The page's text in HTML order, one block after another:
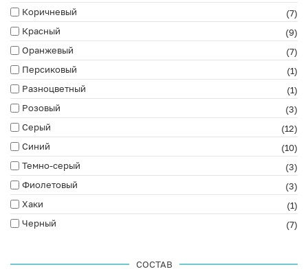
Коричневый
(7)
Красный
(9)
Оранжевый
(7)
Персиковый
(1)
Разноцветный
(1)
Розовый
(3)
Серый
(12)
Синий
(10)
Темно-серый
(3)
Фиолетовый
(3)
Хаки
(1)
Черный
(7)
СОСТАВ